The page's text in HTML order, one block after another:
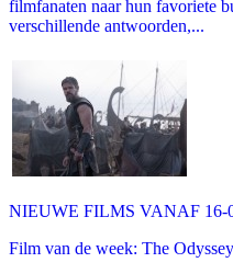
filmfanaten naar hun favoriete
verschillende antwoorden,...
NIEUWE FILMS VANAF 16-
Film van de week: The Odyssey